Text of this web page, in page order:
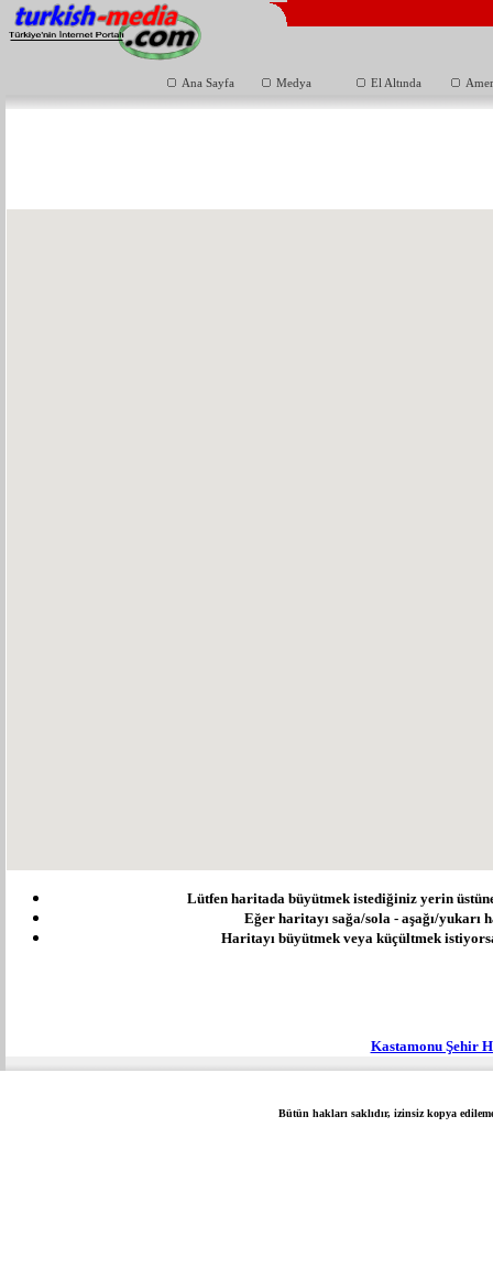
Ana Sayfa Medya El Altında
Lütfen haritada büyütmek istediğiniz yerin
Eğer haritayı sağa/sola - aşağı/
Haritayı büyütmek veya küçültmek
Kastamonu Şehir
Bütün hakları saklıdır, izinsiz kopya